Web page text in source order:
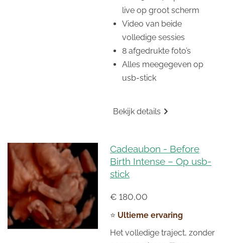
live op groot scherm
Video van beide
volledige sessies
8 afgedrukte foto’s
Alles meegegeven op
usb-stick
Bekijk details
Cadeaubon - Before
Birth Intense – Op usb-
stick
€ 180,00
⭐ Ultieme ervaring
Het volledige traject, zonder